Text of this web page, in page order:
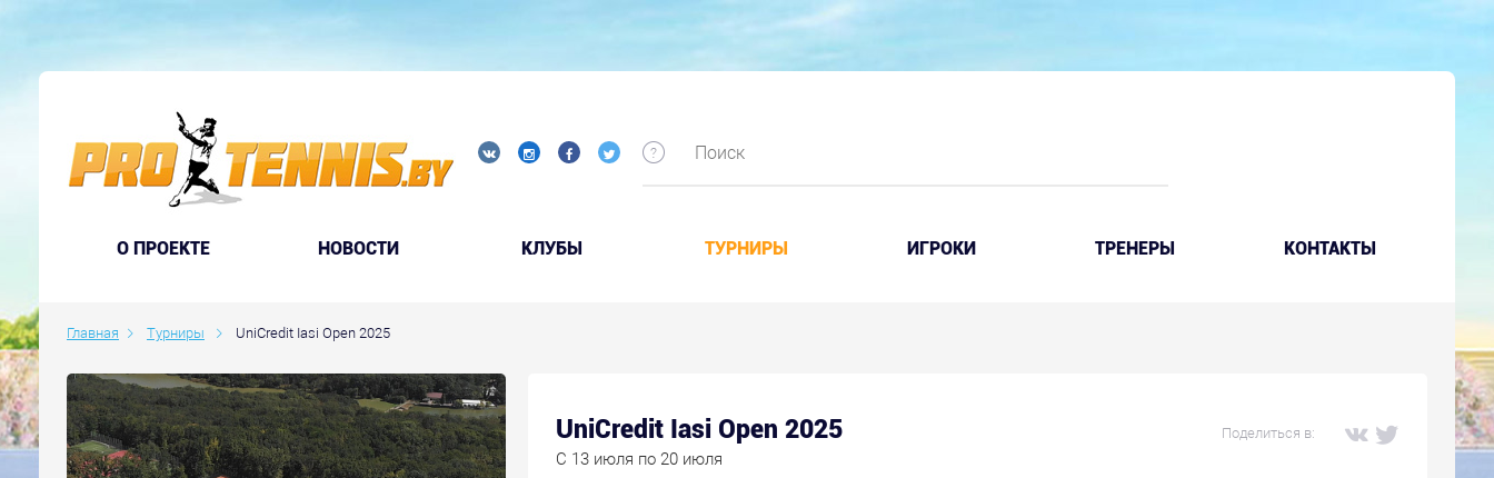
O ПРОЕКТЕ НОВОСТИ КЛУБЫ ТУРНИРЫ ИГРОКИ ТРЕНЕРЫ КОНТАКТЫ
Главная Турниры UniCredit Iasi Open 2025
Поделиться в:
UniCredit Iasi Open 2025
C 13 июля по 20 июля